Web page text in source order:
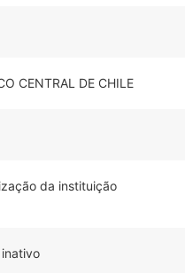
CENTRAL DE CHILE
da instituição